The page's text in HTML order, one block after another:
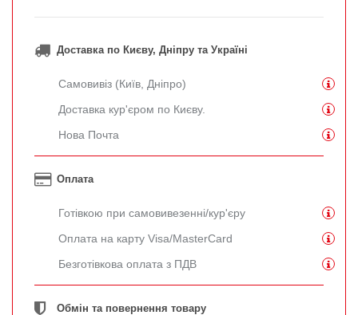
Доставка по Києву, Дніпру та Україні
Самовивіз (Київ, Дніпро)
Доставка кур'єром по Києву.
Нова Почта
Оплата
Готівкою при самовивезенні/кур'єру
Оплата на карту Visa/MasterCard
Безготівкова оплата з ПДВ
Обмін та повернення товару